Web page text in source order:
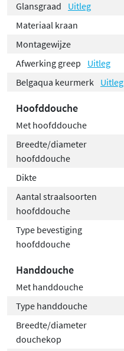
Glansgraad Uitleg
Materiaal kraan
Montagewijze
Afwerking greep
Uitleg
Belgaqua keurmerk Uitleg
Hoofddouche
Met hoofddouche
Breedte/diameter
hoofddouche
Dikte
Aantal straalsoorten
hoofddouche
Type bevestiging
hoofddouche
Handdouche
Met handdouche
Type handdouche
Breedte/diameter
douchekop